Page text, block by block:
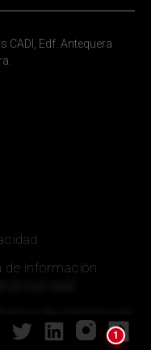
CADI, Edf. Antequera
de información
1